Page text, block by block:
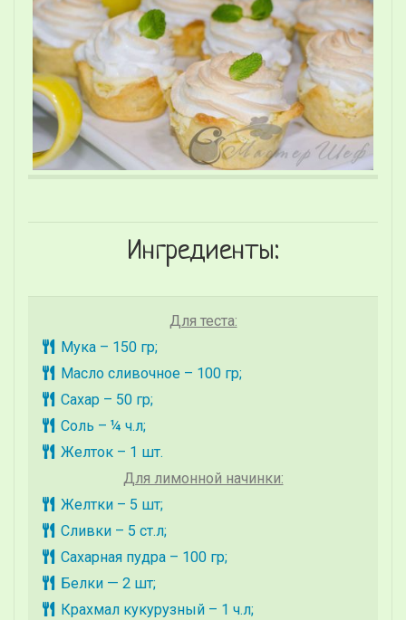
Ингредиенты:
Для теста:
Мука – 150 гр;
Масло сливочное – 100 гр;
Сахар – 50 гр;
Соль – ¼ ч.л;
Желток – 1 шт.
Для лимонной начинки:
Желтки – 5 шт;
Сливки – 5 ст.л;
Сахарная пудра – 100 гр;
Белки — 2 шт;
Крахмал кукурузный – 1 ч.л;